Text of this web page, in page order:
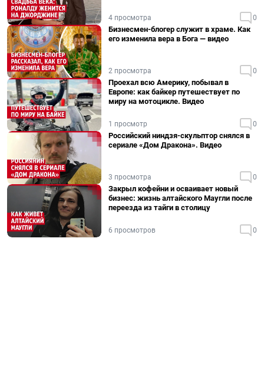
4 просмотра 0
Бизнесмен-блогер служит в храме. Как
его изменила вера в Бога — видео
2 просмотра 0
Проехал всю Америку, побывал в
Европе: как байкер путешествует по
миру на мотоцикле. Видео
1 просмотр 0
Российский ниндзя-скульптор снялся в
сериале «Дом Дракона». Видео
3 просмотра 0
Закрыл кофейни и осваивает новый
бизнес: жизнь алтайского Маугли после
переезда из тайги в столицу
6 просмотров 0